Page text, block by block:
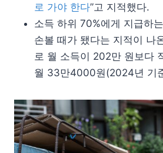
로 가야 한다”고 지적했다.
소득 하위 70%에게 지급하
손볼 때가 됐다는 지적이 나
로 월 소득이 202만 원보다
월 33만4000원(2024년 기